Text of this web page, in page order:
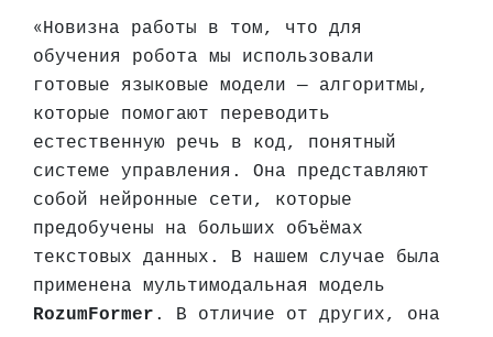
«Новизна работы в том, что для
обучения робота мы использовали
готовые языковые модели — алгоритмы,
которые помогают переводить
естественную речь в код, понятный
системе управления. Она представляют
собой нейронные сети, которые
предобучены на больших объёмах
текстовых данных. В нашем случае была
применена мультимодальная модель
RozumFormer . В отличие от других, она